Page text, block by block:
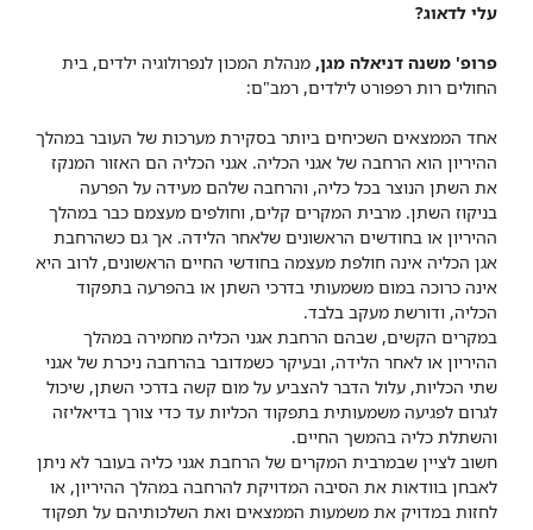
עלי לדאוג?
פרופ' משנה דניאלה מגן, מנהלת המכון לנפרולוגיה ילדים, בית
החולים רות רפפורט לילדים, רמב"ם:
אחד הממצאים השכיחים ביותר בסקירת מערכות של העובר במהלך
ההיריון הוא הרחבה של אגני הכליה. אגני הכליה הם האזור המנקז
את השתן הנוצר בכל כליה, והרחבה שלהם מעידה על הפרעה
בניקוז השתן. מרבית המקרים קלים, וחולפים מעצמם כבר במהלך
ההיריון או בחודשים הראשונים שלאחר הלידה. אך גם כשהרחבת
אגן הכליה אינה חולפת מעצמה בחודשי החיים הראשונים, לרוב היא
אינה כרוכה במום משמעותי בדרכי השתן או בהפרעה בתפקוד
הכליה, ודורשת מעקב בלבד.
במקרים הקשים, שבהם הרחבת אגני הכליה מחמירה במהלך
ההיריון או לאחר הלידה, ובעיקר כשמדובר בהרחבה ניכרת של אגני
שתי הכליות, עלול הדבר להצביע על מום קשה בדרכי השתן, שיכול
לגרום לפגיעה משמעותית בתפקוד הכליות עד כדי צורך בדיאליזה
והשתלת כליה בהמשך החיים.
חשוב לציין שבמרבית המקרים של הרחבת אגני כליה בעובר לא ניתן
לאבחן בוודאות את הסיבה המדויקת להרחבה במהלך ההיריון, או
לחזות במדויק את משמעות הממצאים ואת השלכותיהם על תפקוד